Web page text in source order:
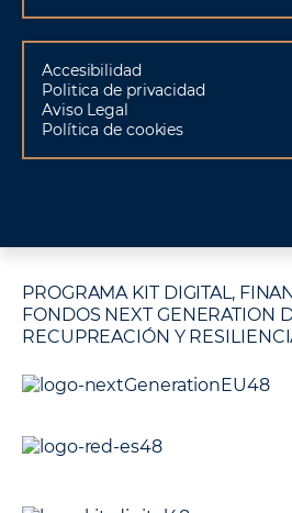
Accesibilidad
Politica de privacidad
Aviso Legal
Política de cookies
PROGRAMA KIT DIGITAL,
FONDOS NEXT GENERATION
RECUPREACIÓN Y